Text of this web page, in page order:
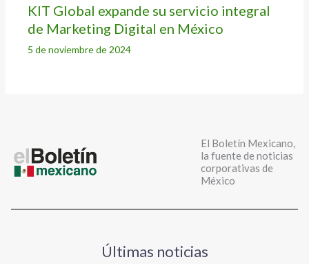
KIT Global expande su servicio integral
de Marketing Digital en México
5 de noviembre de 2024
El Boletín Mexicano,
la fuente de noticias
corporativas de
México
Últimas noticias